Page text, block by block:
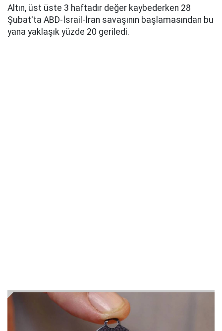
Altın, üst üste 3 haftadır değer kaybederken 28
Şubat'ta ABD-İsrail-İran savaşının başlamasından bu
yana yaklaşık yüzde 20 geriledi.